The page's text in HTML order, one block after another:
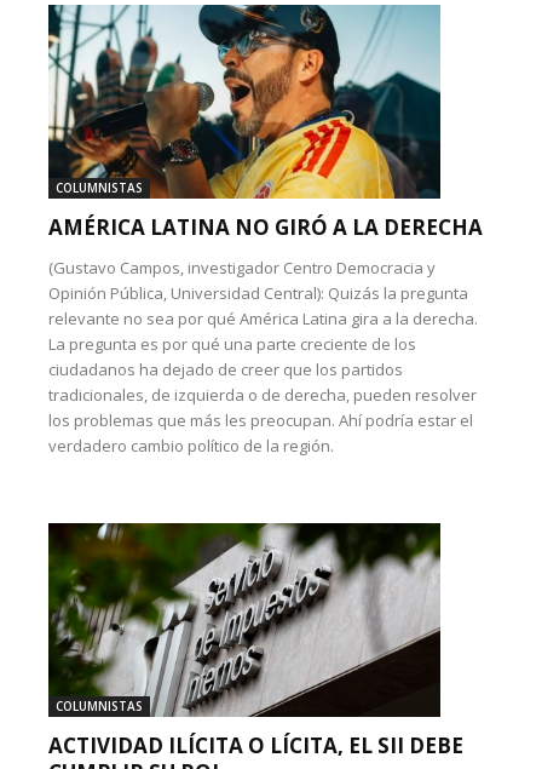
COLUMNISTAS
AMÉRICA LATINA NO GIRÓ A LA DERECHA
(Gustavo Campos, investigador Centro Democracia y
Opinión Pública, Universidad Central): Quizás la pregunta
relevante no sea por qué América Latina gira a la derecha.
La pregunta es por qué una parte creciente de los
ciudadanos ha dejado de creer que los partidos
tradicionales, de izquierda o de derecha, pueden resolver
los problemas que más les preocupan. Ahí podría estar el
verdadero cambio político de la región.
COLUMNISTAS
ACTIVIDAD ILÍCITA O LÍCITA, EL SII DEBE